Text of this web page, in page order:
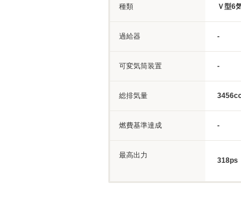
種類 Ｖ型6
過給器 -
可変気筒装置 -
総排気量
燃費基準達成
-
最高出力
318ps